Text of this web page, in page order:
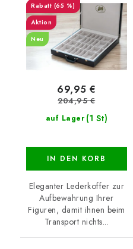
(65 %)
Aktion
Neu
auf Lager (1 St)
69,95 €
204,95 €
IN DEN KORB
Eleganter Lederkoffer zur
Aufbewahrung Ihrer
Figuren, damit ihnen beim
Transport nichts...